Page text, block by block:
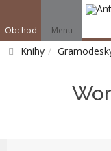
Obchod Menu
Knihy